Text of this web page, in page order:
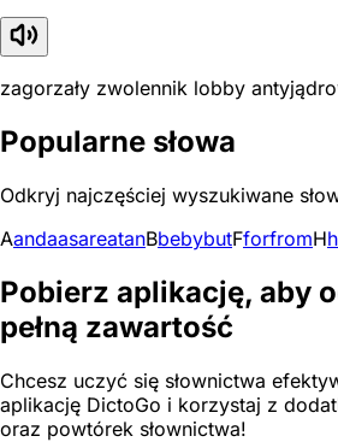
zagorzały zwolennik lobby
Popularne słowa
Odkryj najczęściej wyszukiwane
AandaasareatanBbebybutFforfromH
Pobierz aplikację, aby
pełną zawartość
Chcesz uczyć się słownictwa
aplikację DictoGo i korzystaj z
oraz powtórek słownictwa!